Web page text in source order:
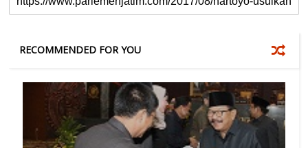
RECOMMENDED FOR YOU